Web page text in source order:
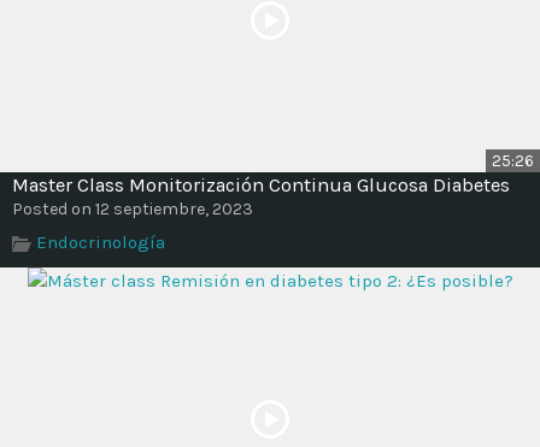
25:26
Master Class Monitorización Continua Glucosa Diabetes
Posted on 12 septiembre, 2023
Endocrinología